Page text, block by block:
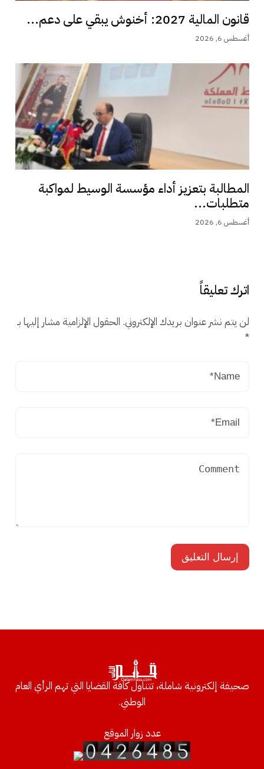
قانون المالية 2027: أخنوش يبقي على دعم...
أغسطس 6, 2026
المطالبة بتعزيز أداء مؤسسة الوسيط لمواكبة
متطلبات...
أغسطس 6, 2026
اترك تعليقاً
لن يتم نشر عنوان بريدك الإلكتروني. الحقول الإلزامية مشار إليها بـ
*
صحيفة إلكترونية شاملة، تتناول كافة القضايا التي تهم الرأي العام
الوطني.
عدد زوار الموقع